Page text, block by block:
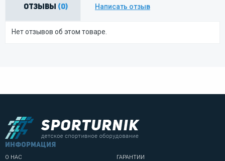
Отзывы (0) Написать отзыв
Нет отзывов об этом товаре.
информация
О НАС
ГАРАНТИИ